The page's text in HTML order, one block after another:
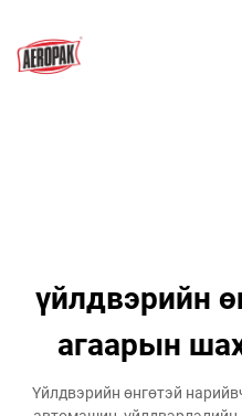
үйлдвэрийн
агаарын
Үйлдвэрийн өнгөтэй